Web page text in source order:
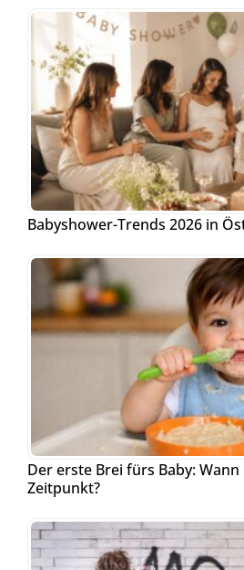
Babyshower-Trends 2026 in
Der erste Brei fürs Baby:
Zeitpunkt?